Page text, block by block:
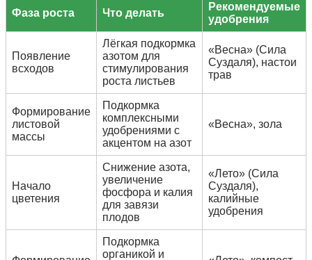
Фаза роста Что делать
Рекомендуемые
удобрения
Появление
всходов
Лёгкая подкормка
азотом для
стимулирования
роста листьев
«Весна» (Сила
Суздаля), настои
трав
Формирование
листовой
массы
Подкормка
комплексными
удобрениями с
акцентом на азот
«Весна», зола
Начало
цветения
Снижение азота,
увеличение
фосфора и калия
для завязи
плодов
«Лето» (Сила
Суздаля),
калийные
удобрения
Подкормка
органикой и